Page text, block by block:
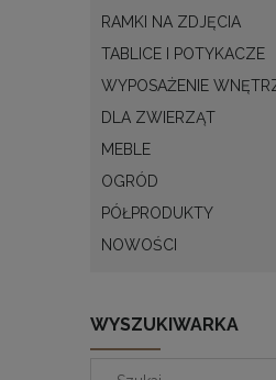
RAMKI NA ZDJĘCIA
TABLICE I POTYKACZE
WYPOSAŻENIE
DLA ZWIERZĄT
MEBLE
OGRÓD
PÓŁPRODUKTY
NOWOŚCI
WYSZUKIWARKA